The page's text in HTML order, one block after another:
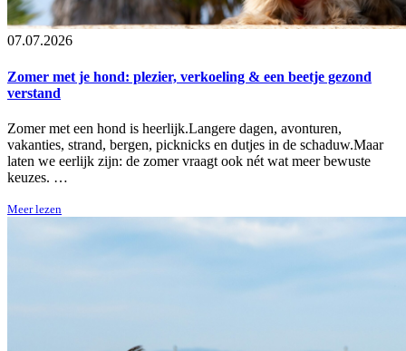
07.07.2026
Zomer met je hond: plezier, verkoeling & een beetje gezond
verstand
Zomer met een hond is heerlijk.Langere dagen, avonturen,
vakanties, strand, bergen, picknicks en dutjes in de schaduw.Maar
laten we eerlijk zijn: de zomer vraagt ook nét wat meer bewuste
keuzes. …
Meer lezen